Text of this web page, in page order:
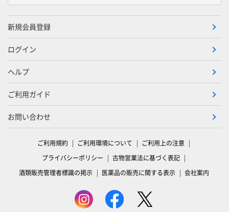
新規会員登録
ログイン
ヘルプ
ご利用ガイド
お問い合わせ
ご利用規約 ご利用環境について
ご利用上の注意
プライバシーポリシー
古物営業法に基づく表記
酒類販売管理者標識の掲示
医薬品の販売に関する表示 会社案内